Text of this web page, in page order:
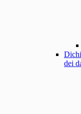
dei